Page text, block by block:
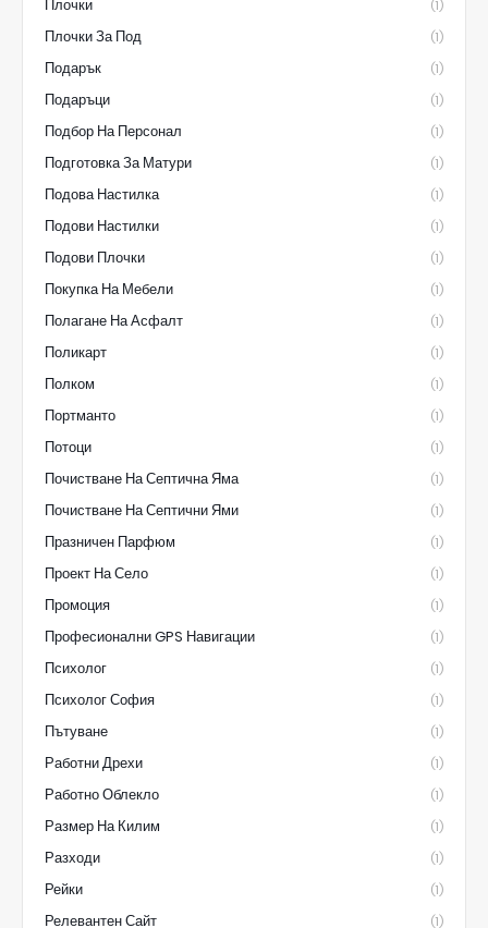
Плочки (1)
Плочки За Под (1)
Подарък (1)
Подаръци (1)
Подбор На Персонал (1)
Подготовка За Матури (1)
Подова Настилка (1)
Подови Настилки (1)
Подови Плочки (1)
Покупка На Мебели (1)
Полагане На Асфалт (1)
Поликарт (1)
Полком (1)
Портманто (1)
Потоци (1)
Почистване На Септична Яма (1)
Почистване На Септични Ями (1)
Празничен Парфюм (1)
Проект На Село (1)
Промоция (1)
Професионални GPS Навигации (1)
Психолог (1)
Психолог София (1)
Пътуване (1)
Работни Дрехи (1)
Работно Облекло (1)
Размер На Килим (1)
Разходи (1)
Рейки (1)
Релевантен Сайт (1)